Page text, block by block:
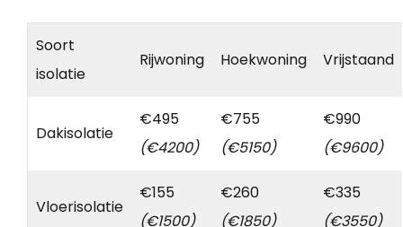
Soort
isolatie
Rijwoning Hoekwoning Vrijstaand
Dakisolatie
€495
(€4200)
€755
(€5150)
€990
(€9600)
Vloerisolatie
€155
(€1500)
€260
(€1850)
€335
(€3550)